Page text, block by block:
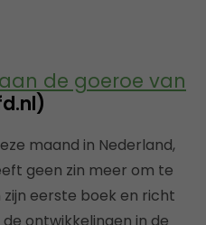
de goeroe van
maand in Nederland,
geen zin meer om te
eerste boek en richt